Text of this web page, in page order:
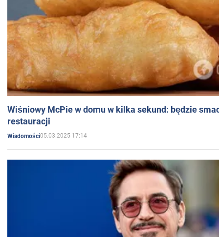
Wiśniowy McPie w domu w kilka sekund: będzie
restauracji
Wiadomości05.03.2025 17:14